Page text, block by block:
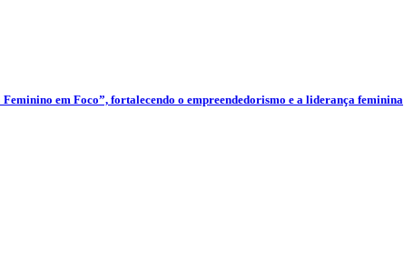
em Foco”, fortalecendo o empreendedorismo e a liderança feminina